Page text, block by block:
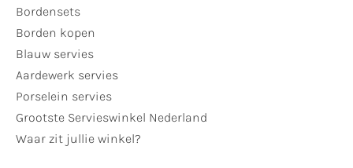
Bordensets
Borden kopen
Blauw servies
Aardewerk servies
Porselein servies
Grootste Servieswinkel Nederland
Waar zit jullie winkel?